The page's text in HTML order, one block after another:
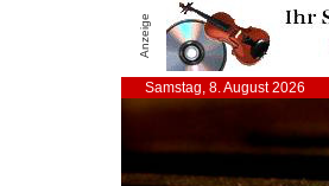
Anzeige
Samstag, 8. August 2026